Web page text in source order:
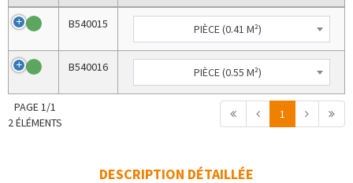
B540015 PIÈCE (0.41 M²)
B540016 PIÈCE (0.55 M²)
PAGE 1/1
2 ÉLÉMENTS
1
DESCRIPTION DÉTAILLÉE